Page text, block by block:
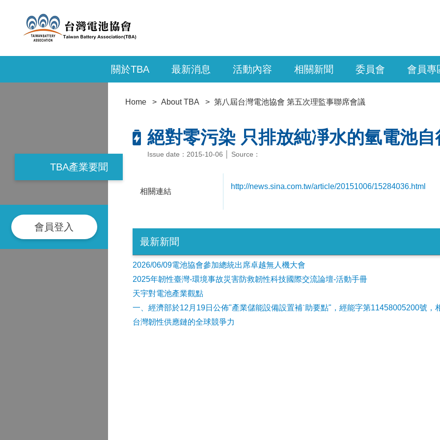
關於TBA 最新消息 活動內容 相關新聞 委員會 會員專
TBA產業要聞
會員登入
Home About TBA 第八屆台灣電池協會 第五次理監事聯席會議
絕對零污染 只排放純凈水的氫電池自
Issue date：2015-10-06 │ Source：
相關連結
http://news.sina.com.tw/article/20151006/15284036.html
最新新聞
2026/06/09電池協會參加總統出席卓越無人機大會
2025年韌性臺灣-環境事故災害防救韌性科技國際交流論壇-活動手冊
天宇對電池產業觀點
一、經濟部於12月19日公佈"產業儲能設備設置補ˋ助要點"，經能字第11458005200號，
台灣韌性供應鏈的全球競爭力